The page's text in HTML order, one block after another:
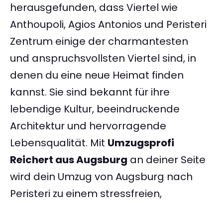
herausgefunden, dass Viertel wie
Anthoupoli, Agios Antonios und Peristeri
Zentrum einige der charmantesten
und anspruchsvollsten Viertel sind, in
denen du eine neue Heimat finden
kannst. Sie sind bekannt für ihre
lebendige Kultur, beeindruckende
Architektur und hervorragende
Lebensqualität. Mit Umzugsprofi
Reichert aus Augsburg an deiner Seite
wird dein Umzug von Augsburg nach
Peristeri zu einem stressfreien,